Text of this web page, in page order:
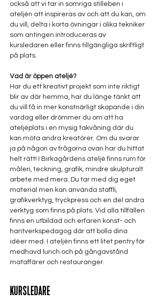
också att vi tar in somriga stilleben i
ateljén att inspireras av och att du kan, om
du vill, delta i korta övningar i olika tekniker
som antingen introduceras av
kursledaren eller finns tillgängliga skriftligt
på plats.
Vad är öppen ateljé?
Har du ett kreativt projekt som inte riktigt
blir av där hemma, har du länge tänkt att
du vill få in mer konstnärligt skapande i din
vardag eller drömmer du om att ha
ateljéplats i en mysig takvåning där du
kan möta andra kreatörer. Om du svarar
ja på någon av frågorna ovan har du hittat
helt rätt! I Birkagårdens ateljé finns rum för
måleri, teckning, grafik, mindre skulpturalt
arbete med mera. Du tar med dig eget
material men kan använda staffli,
grafikverktyg, tryckpress och en del andra
verktyg som finns på plats. Vid alla tillfällen
finns en utbildad och erfaren konst- och
hantverkspedagog där att bolla dina
idéer med. I ateljén finns ett litet pentry för
medhavd lunch och på gångavstånd
mataffärer och restauranger.
KURSLEDARE